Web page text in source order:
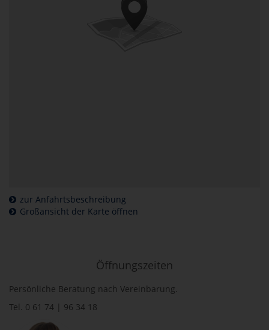
zur Anfahrtsbeschreibung
Großansicht der Karte öffnen
Öffnungszeiten
Persönliche Beratung nach Vereinbarung.
Tel. 0 61 74 | 96 34 18